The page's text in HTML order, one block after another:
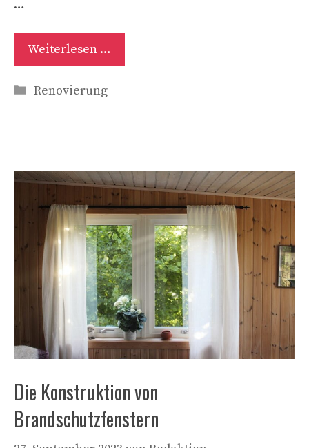
…
Weiterlesen …
Kategorien
Renovierung
Die Konstruktion von
Brandschutzfenstern